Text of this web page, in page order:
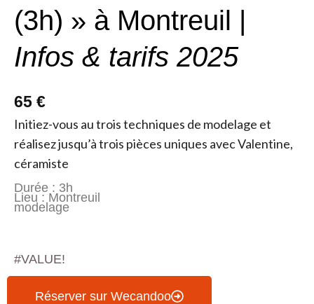
(3h) » à Montreuil |
Infos & tarifs 2025
65 €
Initiez-vous au trois techniques de modelage et
réalisez jusqu’à trois pièces uniques avec Valentine,
céramiste
Durée : 3h
Lieu : Montreuil
modelage
#VALUE!
Réserver sur Wecandoo